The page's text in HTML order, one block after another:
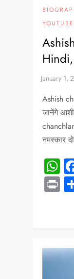
Ashish
जानेंगे
नमस्कार